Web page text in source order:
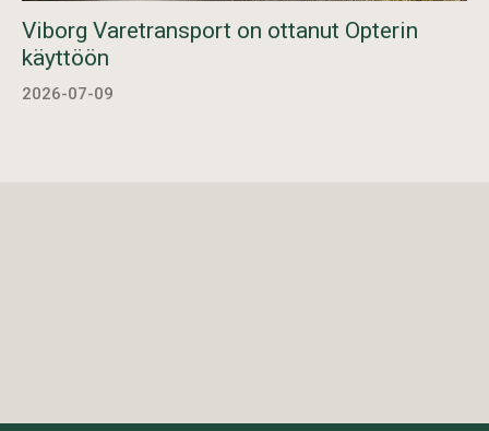
Viborg Varetransport on ottanut Opterin
käyttöön
2026-07-09